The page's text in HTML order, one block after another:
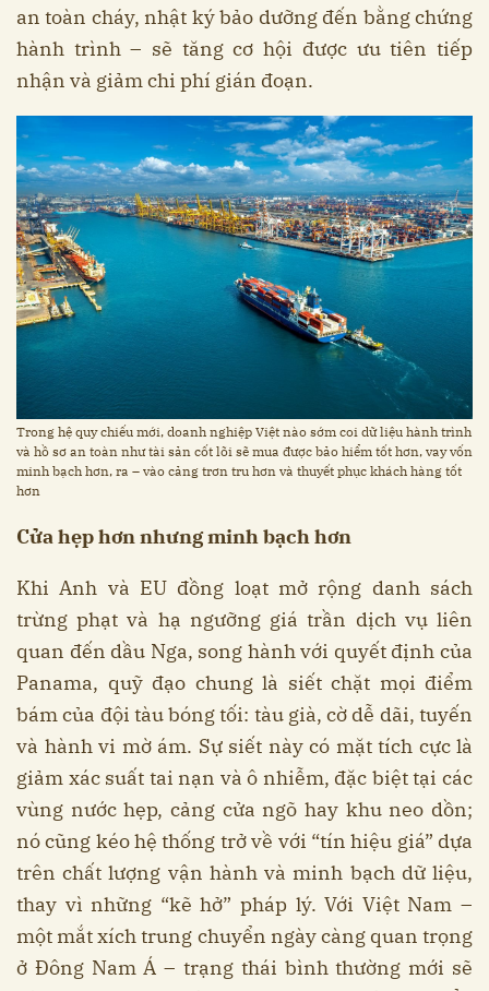
an toàn cháy, nhật ký bảo dưỡng đến bằng chứng
hành trình – sẽ tăng cơ hội được ưu tiên tiếp
nhận và giảm chi phí gián đoạn.
Trong hệ quy chiếu mới, doanh nghiệp Việt nào sớm coi dữ liệu hành trình
và hồ sơ an toàn như tài sản cốt lõi sẽ mua được bảo hiểm tốt hơn, vay vốn
minh bạch hơn, ra – vào cảng trơn tru hơn và thuyết phục khách hàng tốt
hơn
Cửa hẹp hơn nhưng minh bạch hơn
Khi Anh và EU đồng loạt mở rộng danh sách
trừng phạt và hạ ngưỡng giá trần dịch vụ liên
quan đến dầu Nga, song hành với quyết định của
Panama, quỹ đạo chung là siết chặt mọi điểm
bám của đội tàu bóng tối: tàu già, cờ dễ dãi, tuyến
và hành vi mờ ám. Sự siết này có mặt tích cực là
giảm xác suất tai nạn và ô nhiễm, đặc biệt tại các
vùng nước hẹp, cảng cửa ngõ hay khu neo dồn;
nó cũng kéo hệ thống trở về với “tín hiệu giá” dựa
trên chất lượng vận hành và minh bạch dữ liệu,
thay vì những “kẽ hở” pháp lý. Với Việt Nam –
một mắt xích trung chuyển ngày càng quan trọng
ở Đông Nam Á – trạng thái bình thường mới sẽ